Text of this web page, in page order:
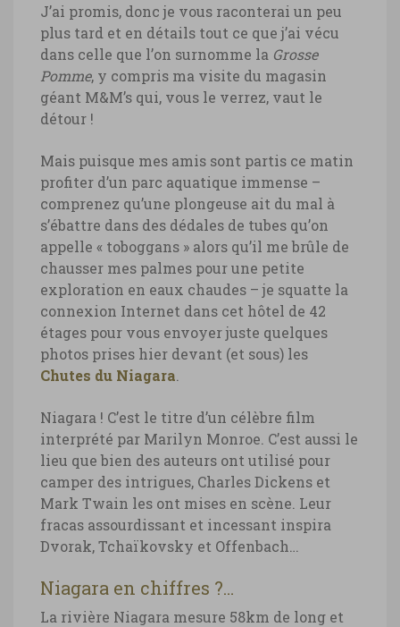
J’ai promis, donc je vous raconterai un peu
plus tard et en détails tout ce que j’ai vécu
dans celle que l’on surnomme la Grosse
Pomme, y compris ma visite du magasin
géant M&M’s qui, vous le verrez, vaut le
détour !
Mais puisque mes amis sont partis ce matin
profiter d’un parc aquatique immense –
comprenez qu’une plongeuse ait du mal à
s’ébattre dans des dédales de tubes qu’on
appelle « toboggans » alors qu’il me brûle de
chausser mes palmes pour une petite
exploration en eaux chaudes – je squatte la
connexion Internet dans cet hôtel de 42
étages pour vous envoyer juste quelques
photos prises hier devant (et sous) les
Chutes du Niagara
Niagara ! C’est le titre d’un célèbre film
interprété par Marilyn Monroe. C’est aussi le
lieu que bien des auteurs ont utilisé pour
camper des intrigues, Charles Dickens et
Mark Twain les ont mises en scène. Leur
fracas assourdissant et incessant inspira
Dvorak, Tchaïkovsky et Offenbach…
Niagara en chiffres ?…
La rivière Niagara mesure 58km de long et